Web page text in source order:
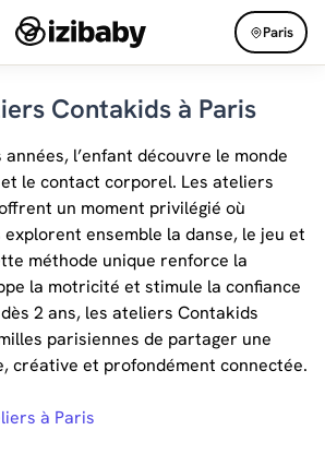
Paris
Contakids à Paris
l’enfant découvre le monde
le contact corporel. Les ateliers
un moment privilégié où
ensemble la danse, le jeu et
méthode unique renforce la
la motricité et stimule la confiance
2 ans, les ateliers Contakids
parisiennes de partager une
créative et profondément connectée.
à Paris